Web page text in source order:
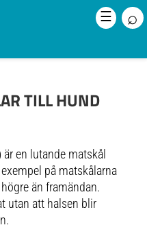
☰ ⌕
TILL HUND
en lutande matskål
på matskålarna
än framändan.
utan att halsen blir